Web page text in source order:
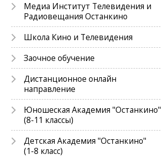
Медиа Институт Телевидения и
Радиовещания Останкино
Школа Кино и Телевидения
Заочное обучение
Дистанционное онлайн
направление
Юношеская Академия "Останкино"
(8-11 классы)
Детская Академия "Останкино"
(1-8 класс)